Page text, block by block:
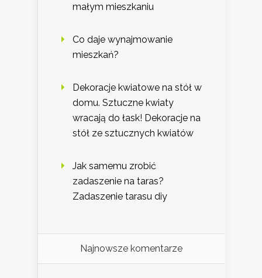
małym mieszkaniu
Co daje wynajmowanie
mieszkań?
Dekoracje kwiatowe na stół w
domu. Sztuczne kwiaty
wracają do łask! Dekoracje na
stół ze sztucznych kwiatów
Jak samemu zrobić
zadaszenie na taras?
Zadaszenie tarasu diy
Najnowsze komentarze